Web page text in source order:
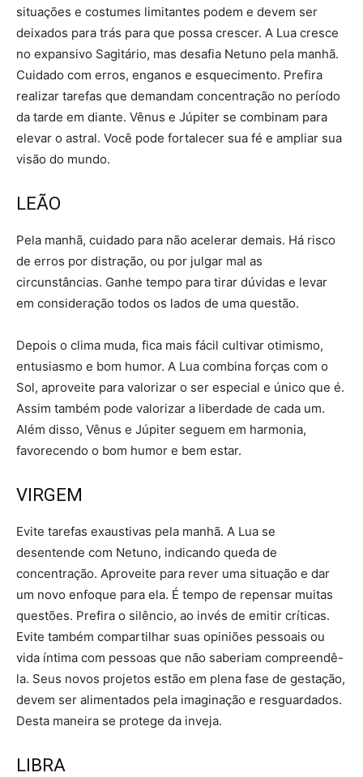
situações e costumes limitantes podem e devem ser
deixados para trás para que possa crescer. A Lua cresce
no expansivo Sagitário, mas desafia Netuno pela manhã.
Cuidado com erros, enganos e esquecimento. Prefira
realizar tarefas que demandam concentração no período
da tarde em diante. Vênus e Júpiter se combinam para
elevar o astral. Você pode fortalecer sua fé e ampliar sua
visão do mundo.
LEÃO
Pela manhã, cuidado para não acelerar demais. Há risco
de erros por distração, ou por julgar mal as
circunstâncias. Ganhe tempo para tirar dúvidas e levar
em consideração todos os lados de uma questão.
Depois o clima muda, fica mais fácil cultivar otimismo,
entusiasmo e bom humor. A Lua combina forças com o
Sol, aproveite para valorizar o ser especial e único que é.
Assim também pode valorizar a liberdade de cada um.
Além disso, Vênus e Júpiter seguem em harmonia,
favorecendo o bom humor e bem estar.
VIRGEM
Evite tarefas exaustivas pela manhã. A Lua se
desentende com Netuno, indicando queda de
concentração. Aproveite para rever uma situação e dar
um novo enfoque para ela. É tempo de repensar muitas
questões. Prefira o silêncio, ao invés de emitir críticas.
Evite também compartilhar suas opiniões pessoais ou
vida íntima com pessoas que não saberiam compreendê-
la. Seus novos projetos estão em plena fase de gestação,
devem ser alimentados pela imaginação e resguardados.
Desta maneira se protege da inveja.
LIBRA